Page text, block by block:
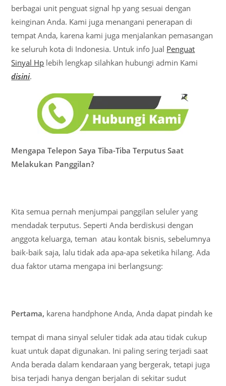
berbagai unit penguat signal hp yang sesuai dengan
keinginan Anda. Kami juga menangani penerapan di
tempat Anda, karena kami juga menjalankan pemasangan
ke seluruh kota di Indonesia. Untuk info Jual Penguat
Sinyal Hp lebih lengkap silahkan hubungi admin Kami
disini.
Mengapa Telepon Saya Tiba-Tiba Terputus Saat
Melakukan Panggilan?
Kita semua pernah menjumpai panggilan seluler yang
mendadak terputus. Seperti Anda berdiskusi dengan
anggota keluarga, teman atau kontak bisnis, sebelumnya
baik-baik saja, lalu tidak ada apa-apa seketika hilang. Ada
dua faktor utama mengapa ini berlangsung:
Pertama, karena handphone Anda, Anda dapat pindah ke
tempat di mana sinyal seluler tidak ada atau tidak cukup
kuat untuk dapat digunakan. Ini paling sering terjadi saat
Anda berada dalam kendaraan yang bergerak, tetapi juga
bisa terjadi hanya dengan berjalan di sekitar sudut